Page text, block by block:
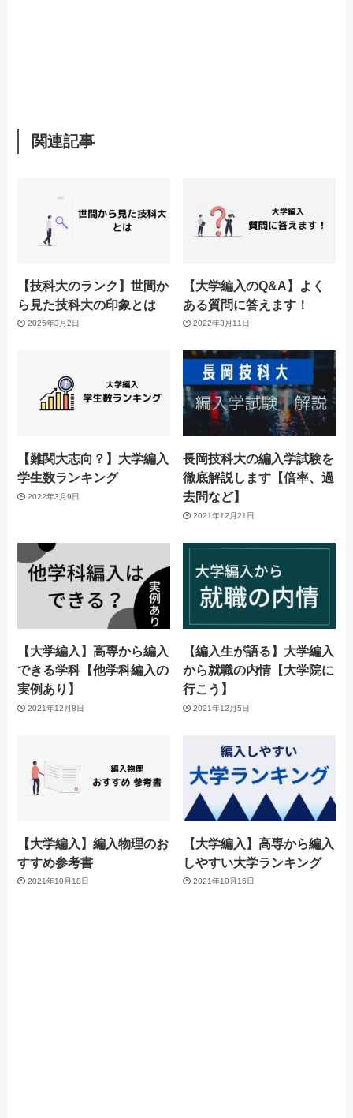
関連記事
【技科大のランク】世間か
ら見た技科大の印象とは
2025年3月2日
【大学編入のQ&A】よく
ある質問に答えます！
2022年3月11日
【難関大志向？】大学編入
学生数ランキング
2022年3月9日
長岡技科大の編入学試験を
徹底解説します【倍率、過
去問など】
2021年12月21日
【大学編入】高専から編入
できる学科【他学科編入の
実例あり】
2021年12月8日
【編入生が語る】大学編入
から就職の内情【大学院に
行こう】
2021年12月5日
【大学編入】編入物理のお
すすめ参考書
2021年10月18日
【大学編入】高専から編入
しやすい大学ランキング
2021年10月16日